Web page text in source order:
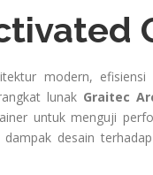
modern,
lunak Graitec
untuk menguji
desain